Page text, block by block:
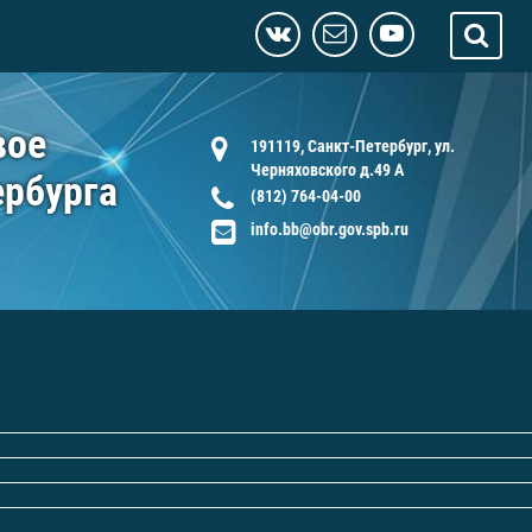
191119, Санкт-Петербург, ул.
Черняховского д.49 А
(812) 764-04-00
info.bb@obr.gov.spb.ru